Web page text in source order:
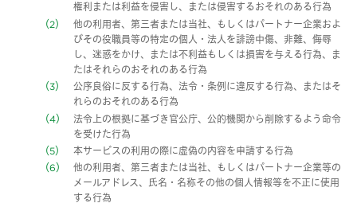
権利または利益を侵害し、または侵害するおそれのある行為
2
他の利用者、第三者または当社、もしくはパートナー企業およ
びその役職員等の特定の個人・法人を誹謗中傷、非難、侮辱
し、迷惑をかけ、または不利益もしくは損害を与える行為、ま
たはそれらのおそれのある行為
3
公序良俗に反する行為、法令・条例に違反する行為、またはそ
れらのおそれのある行為
4
法令上の根拠に基づき官公庁、公的機関から削除するよう命令
を受けた行為
5
本サービスの利用の際に虚偽の内容を申請する行為
6
他の利用者、第三者または当社、もしくはパートナー企業等の
メールアドレス、氏名・名称その他の個人情報等を不正に使用
する行為